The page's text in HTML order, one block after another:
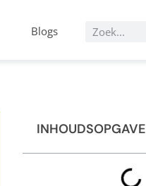
Blogs
INHOUDSOPGAVE